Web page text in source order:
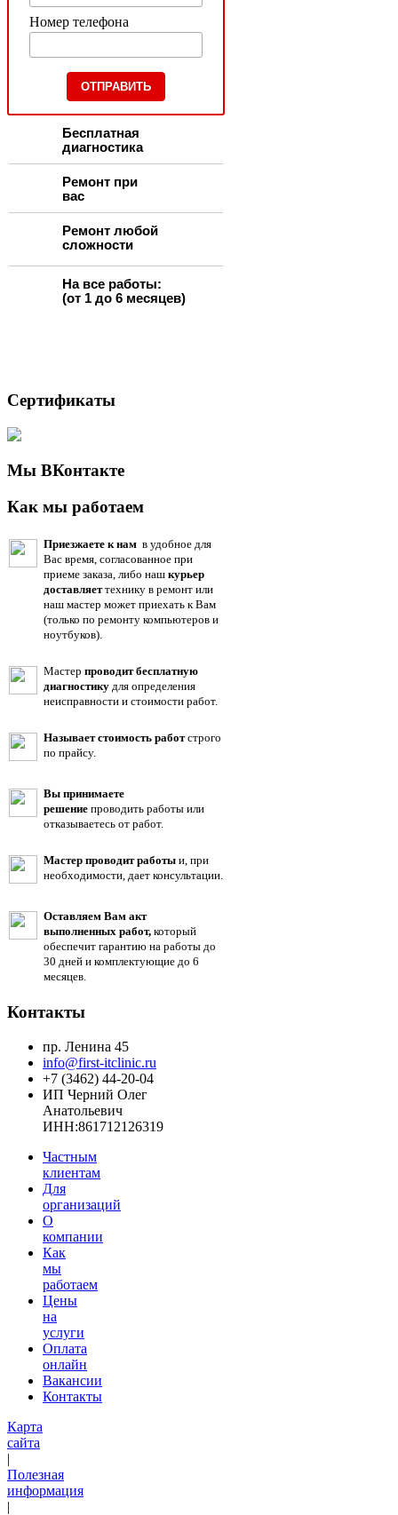
Номер телефона
Бесплатная
диагностика
Ремонт при
вас
Ремонт любой
сложности
На все работы:
(от 1 до 6 месяцев)
Сертификаты
Мы ВКонтакте
Как мы работаем
Приезжаете к нам в удобное для
Вас время, согласованное при
приеме заказа, либо наш курьер
доставляеттехнику в ремонт или
наш мастер может приехать к Вам
(только по ремонту компьютеров и
ноутбуков).
Мастер проводит бесплатную
диагностику для определения
неисправности и стоимости работ.
Называет стоимость работстрого
по прайсу.
Вы принимаете
решение проводить работы или
отказываетесь от работ.
Мастер проводит работы и, при
необходимости, дает консультации.
Оставляем Вам акт
выполненных работ, который
обеспечит гарантию на работы до
30 дней и комплектующие до 6
месяцев.
Контакты
пр. Ленина 45
info@first-itclinic.ru
+7 (3462) 44-20-04
ИП Черний Олег
Анатольевич
ИНН:861712126319
Частным
клиентам
Для
организаций
О
компании
Как
мы
работаем
Цены
на
услуги
Оплата
онлайн
Вакансии
Контакты
Карта
сайта
|
Полезная
информация
|